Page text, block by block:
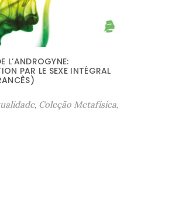
L’ANDROGYNE:
PAR LE SEXE INTÉGRAL
, Coleção Metafísica,